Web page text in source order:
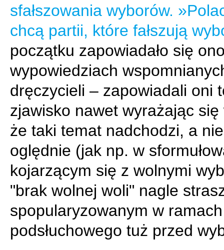
sfałszowania wyborów.
chcą partii, które fałszują
początku zapowiadało się
wypowiedziach
dręczycieli – zapowiadali oni
zjawisko nawet wyrażając się
że taki temat nadchodzi, a
oględnie (jak np. w
kojarzącym się z wolnymi
"brak wolnej woli" nagle
spopularyzowanym w
podsłuchowego tuż przed